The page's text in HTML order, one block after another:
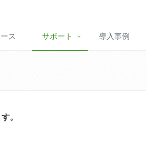
ス サポート 導入事例
。